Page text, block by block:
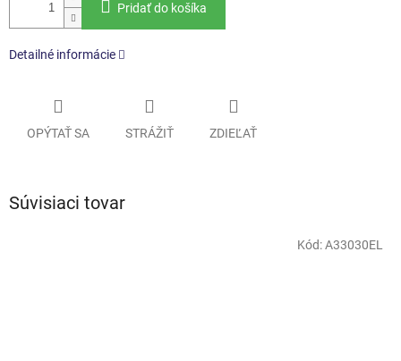
Pridať do košíka
Detailné informácie
OPÝTAŤ SA STRÁŽIŤ ZDIEĽAŤ
Súvisiaci tovar
Kód:A33030EL